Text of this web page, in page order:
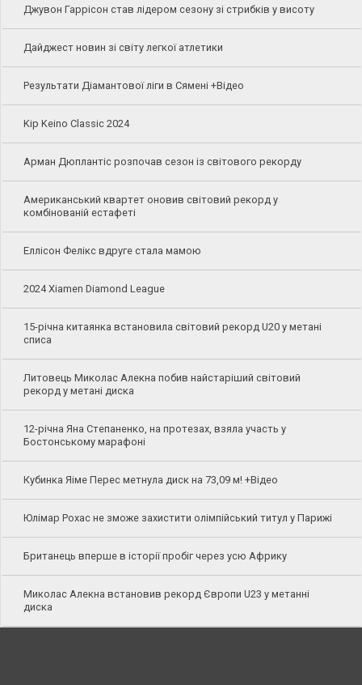
Джувон Гаррісон став лідером сезону зі стрибків у висоту
Дайджест новин зі світу легкої атлетики
Результати Діамантової ліги в Сямені +Відео
Kip Keino Classic 2024
Арман Дюплантіс розпочав сезон із світового рекорду
Американський квартет оновив світовий рекорд у
комбінованій естафеті
Еллісон Фелікс вдруге стала мамою
2024 Xiamen Diamond League
15-річна китаянка встановила світовий рекорд U20 у метані
списа
Литовець Миколас Алекна побив найстаріший світовий
рекорд у метані диска
12-річна Яна Степаненко, на протезах, взяла участь у
Бостонському марафоні
Кубинка Яіме Перес метнула диск на 73,09 м! +Відео
Юлімар Рохас не зможе захистити олімпійський титул у Парижі
Британець вперше в історії пробіг через усю Африку
Миколас Алекна встановив рекорд Європи U23 у метанні
диска